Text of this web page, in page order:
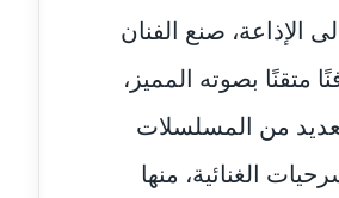
بركة
الله حسب الله
الإذاعة، صنع الفنان
متقنًا بصوته المميز،
من المسلسلات
الغنائية، منها